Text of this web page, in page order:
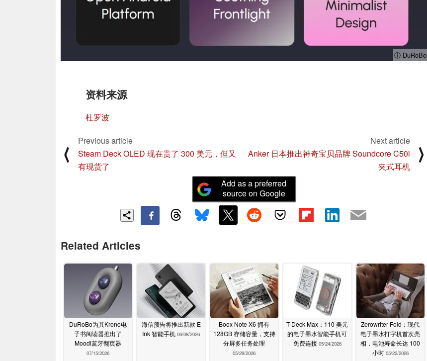
ⓘ DuRoBo
资料来源
杜罗波
⟨
Previous article
Steam Deck OLED 现在贵了 300 美元，但又
有现货了
Next article
Anker 日本推出神奇宝贝品牌 Soundcore C50i
夹式耳机
⟩
Add as a preferred
source on Google
Related Articles
DuRoBo为其Krono电
子书阅读器推出了
Moodi蓝牙翻页器
07/15/2026
海信预告将推出新款 E
Ink 智能手机 06/08/2026
Boox Note X6 拥有
128GB 存储容量，支持
分屏多任务处理
05/29/2026
T-Deck Max：110 美元
的电子墨水智能手机可
免费连接 05/24/2026
Zerowriter Fold：现代
电子墨水打字机首次亮
相，电池寿命长达 100
小时 05/22/2026